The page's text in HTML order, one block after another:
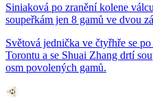
Siniaková po zranění kolene
soupeřkám jen 8 gamů ve dvou
Světová jednička ve čtyřhře se
Torontu a se Shuai Zhang drtí
osm povolených gamů.